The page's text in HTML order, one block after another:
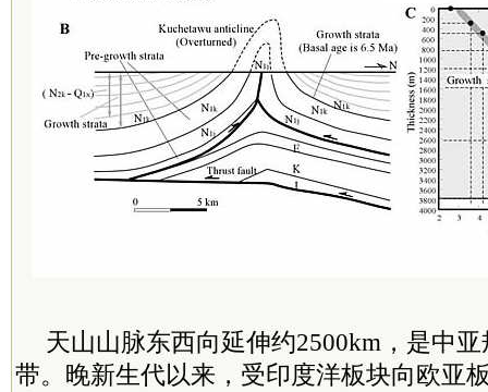
天山山脉东西向延伸约2500km，是中
带。晚新生代以来，受印度洋板块向欧亚